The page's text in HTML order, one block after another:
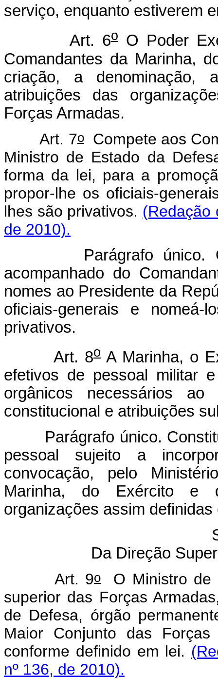
serviço, enquanto estiverem
Art. 6oO Poder
Comandantes da Marinha,
criação, a
atribuições das
Forças Armadas.
Art. 7oCompete aos
Ministro de Estado da
forma da lei, para a
propor-lhe os oficiais-
lhes são privativos. (Redação
de 2010).
Parágrafo único. O
acompanhado do
nomes ao Presidente da
oficiais-generais e
privativos.
Art. 8o A Marinha, o
efetivos de pessoal militar
orgânicos necessários
constitucional e atribuições
Parágrafo único.
pessoal sujeito a
convocação, pelo
Marinha, do Exército e
organizações assim definidas
Da Direção
Art. 9oO Ministro de
superior das Forças
de Defesa, órgão
Maior Conjunto das
conforme definido em lei.
nº 136, de 2010).